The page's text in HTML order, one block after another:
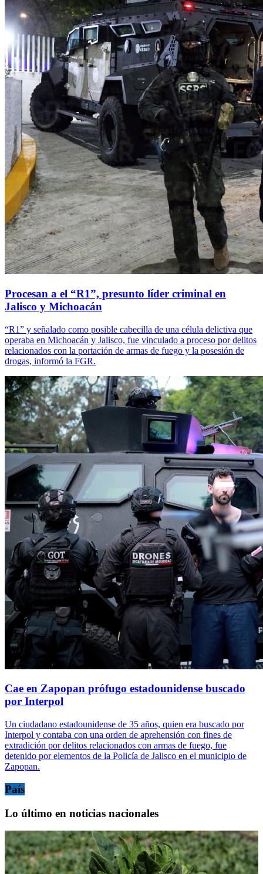
Procesan a el “R1”, presunto líder criminal en
Jalisco y Michoacán
“R1” y señalado como posible cabecilla de una célula delictiva que
operaba en Michoacán y Jalisco, fue vinculado a proceso por delitos
relacionados con la portación de armas de fuego y la posesión de
drogas, informó la FGR.
Cae en Zapopan prófugo estadounidense buscado
por Interpol
Un ciudadano estadounidense de 35 años, quien era buscado por
Interpol y contaba con una orden de aprehensión con fines de
extradición por delitos relacionados con armas de fuego, fue
detenido por elementos de la Policía de Jalisco en el municipio de
Zapopan.
País
Lo último en noticias nacionales